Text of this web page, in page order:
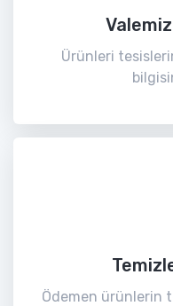
Ürünleri
Ödemen ürünlerin